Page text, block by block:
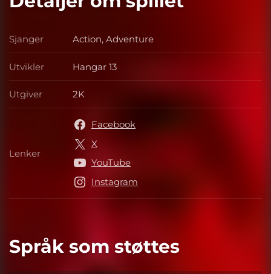
Sjanger Sjanger
Action, Adventure
Utvikler Utvikler
Hangar 13
Utgiver Utgiver
2K
Lenker Lenker
Facebook
X
YouTube
Instagram
Språk som støttes